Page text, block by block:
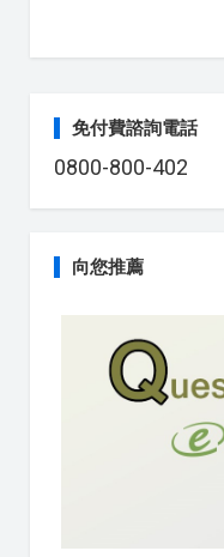
免付費諮詢電話
0800-800-402
向您推薦